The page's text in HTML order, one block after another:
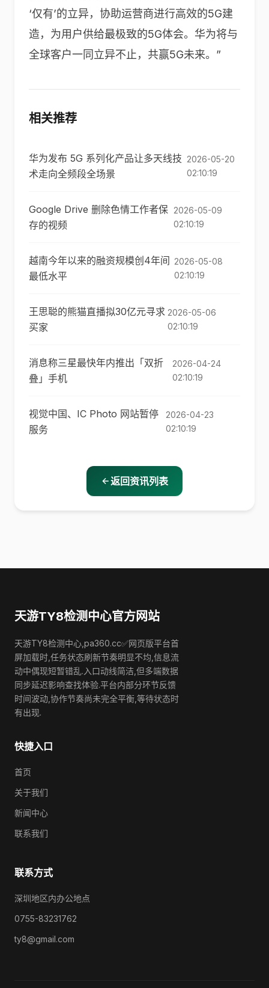
‘仅有’的立异，协助运营商进行高效的5G建
造，为用户供给最极致的5G体会。华为将与
全球客户一同立异不止，共赢5G未来。”
相关推荐
华为发布 5G 系列化产品让多天线技
术走向全频段全场景
2026-05-20
02:10:19
Google Drive 删除色情工作者保
存的视频
2026-05-09
02:10:19
越南今年以来的融资规模创4年间
最低水平
2026-05-08
02:10:19
王思聪的熊猫直播拟30亿元寻求
买家
2026-05-06
02:10:19
消息称三星最快年内推出「双折
叠」手机
2026-04-24
02:10:19
视觉中国、IC Photo 网站暂停
服务
2026-04-23
02:10:19
返回资讯列表
天游TY8检测中心官方网站
天游TY8检测中心,pa360.cc✅网页版平台首
屏加载时,任务状态刷新节奏明显不均,信息流
动中偶现短暂错乱.入口动线简洁,但多端数据
同步延迟影响查找体验.平台内部分环节反馈
时间波动,协作节奏尚未完全平衡,等待状态时
有出现.
快捷入口
首页
关于我们
新闻中心
联系我们
联系方式
深圳地区内办公地点
0755-83231762
ty8@gmail.com